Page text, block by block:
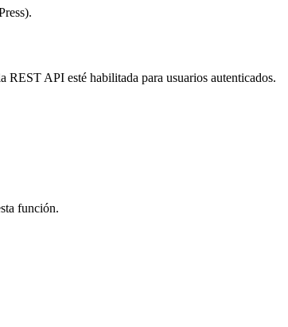
API esté habilitada para usuarios autenticados.
función.